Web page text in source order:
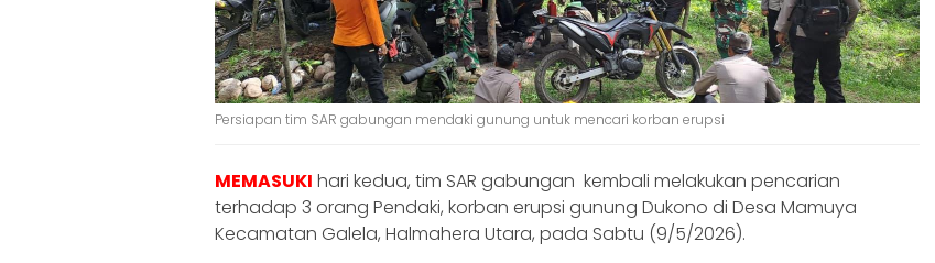
Persiapan tim SAR gabungan mendaki gunung untuk mencari korban erupsi
MEMASUKI hari kedua, tim SAR gabungan kembali melakukan pencarian
terhadap 3 orang Pendaki, korban erupsi gunung Dukono di Desa Mamuya
Kecamatan Galela, Halmahera Utara, pada Sabtu (9/5/2026).